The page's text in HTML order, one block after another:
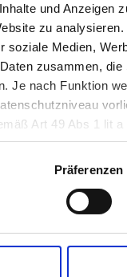
und Anzeigen
zu
soziale Medien,
zusammen,
Je nach Funktion
Art 49 Abs 1 lit
in unsicheren
und kann
Präferenzen